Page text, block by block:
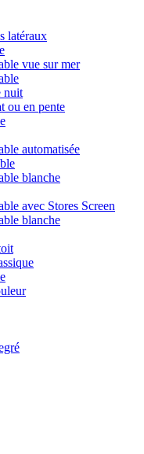
latéraux
vue sur mer
nuit
ou en pente
automatisée
blanche
avec Stores Screen
blanche